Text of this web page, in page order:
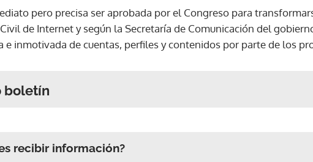
pero precisa ser aprobada por el Congreso para
de Internet y según la Secretaría de Comunicación del
inmotivada de cuentas, perfiles y contenidos por parte de los
boletín
recibir información?